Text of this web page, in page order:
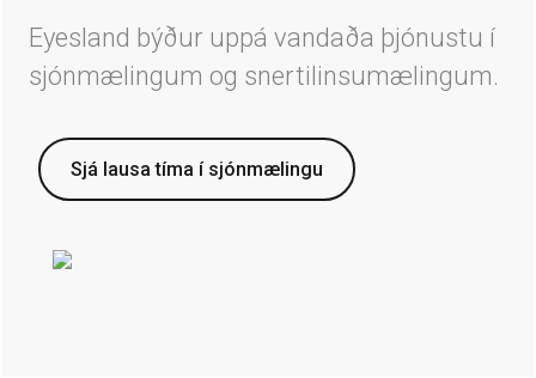
Eyesland býður uppá vandaða þjónustu í
sjónmælingum og snertilinsumælingum.
Sjá lausa tíma í sjónmælingu